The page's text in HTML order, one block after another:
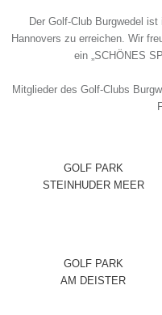
Der Golf-Club Burgwedel
Hannovers zu erreichen. Wir
ein „SCHÖNES
Mitglieder des Golf-Clubs
GOLF PARK
STEINHUDER MEER
GOLF PARK
AM DEISTER